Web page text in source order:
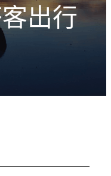
出行